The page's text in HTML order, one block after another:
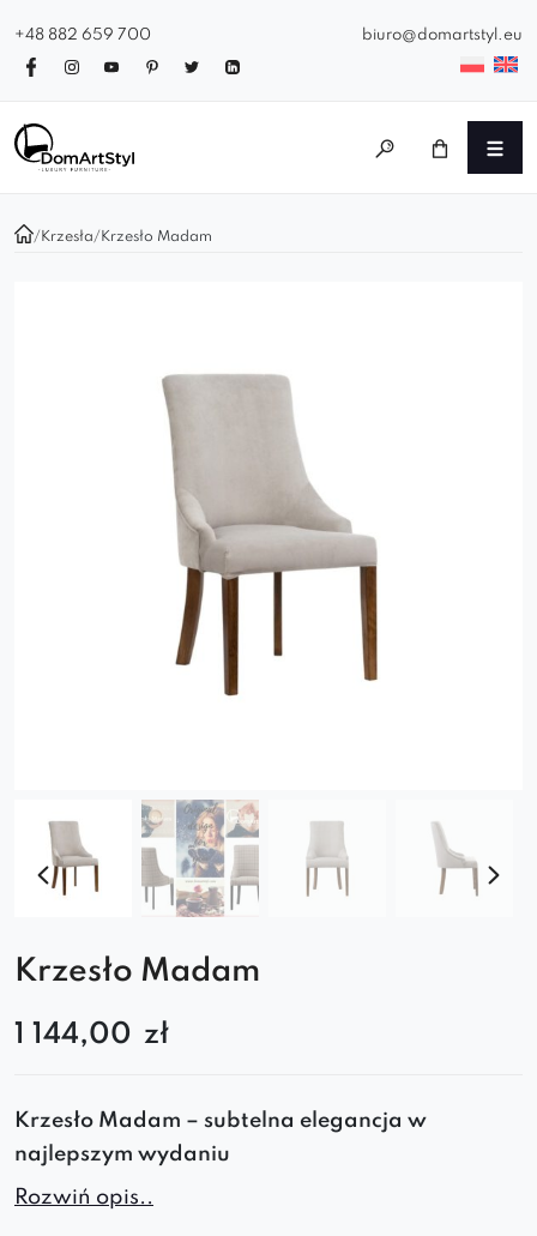
+48 882 659 700 biuro@domartstyl.eu
/ Krzesła/ Krzesło Madam
Krzesło Madam
1 144,00 zł
Krzesło Madam – subtelna elegancja w
najlepszym wydaniu
Nowoczesne krzesło Madam zachwyca smukłą
Rozwiń opis..